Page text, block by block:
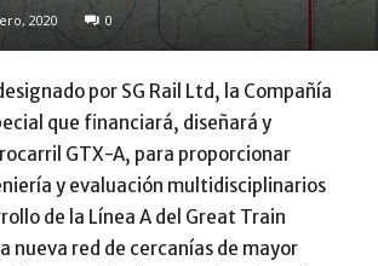
2020 0
por SG Rail Ltd, la Compañía
que financiará, diseñará y
GTX-A, para proporcionar
y evaluación multidisciplinarios
de la Línea A del Great Train
nueva red de cercanías de mayor